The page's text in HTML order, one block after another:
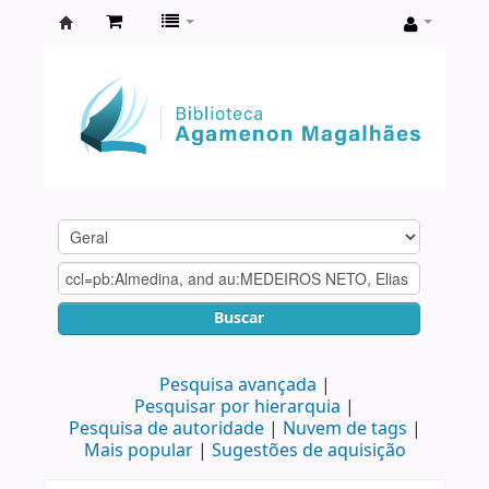
Agamenon
Magalhães
Buscar
Pesquisa avançada
Pesquisar por hierarquia
Pesquisa de autoridade
Nuvem de tags
Mais popular
Sugestões de aquisição